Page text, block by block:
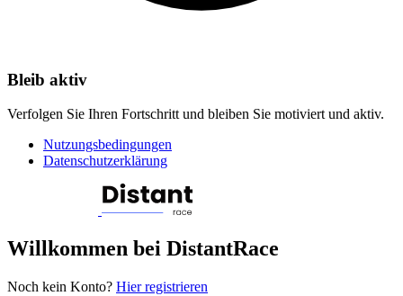
Bleib aktiv
Verfolgen Sie Ihren Fortschritt und bleiben Sie motiviert und aktiv.
Nutzungsbedingungen
Datenschutzerklärung
Willkommen bei DistantRace
Noch kein Konto? Hier registrieren